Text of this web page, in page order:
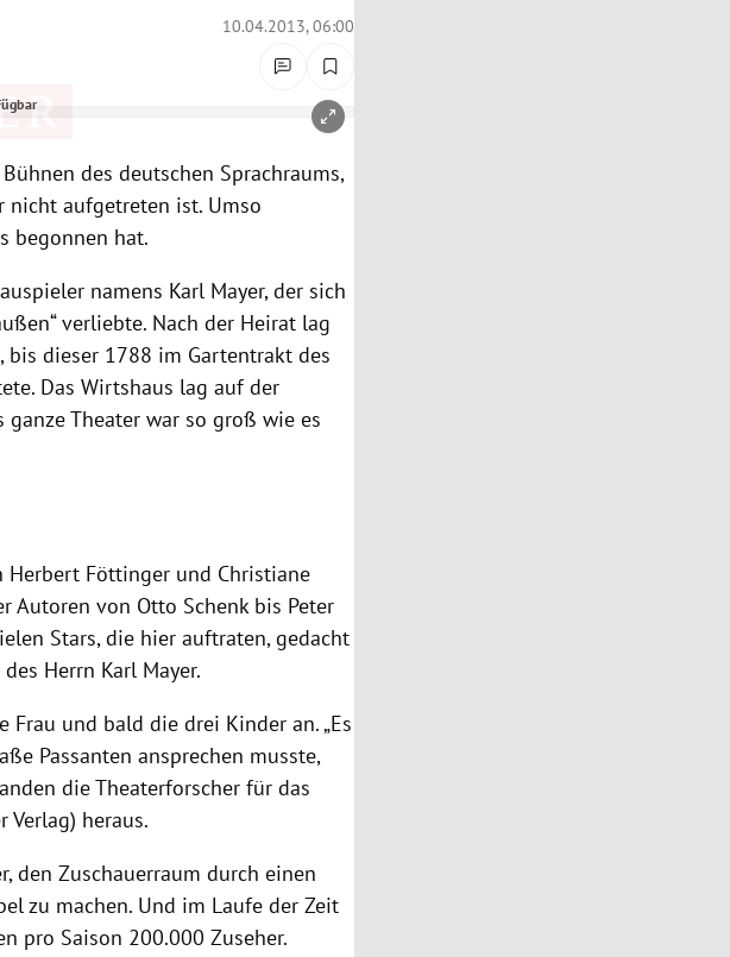
10.04.2013, 06:00
des deutschen Sprachraums,
nicht aufgetreten ist. Umso
begonnen hat.
namens Karl Mayer, der sich
verliebte. Nach der Heirat lag
bis dieser 1788 im Gartentrakt des
Das Wirtshaus lag auf der
ganze Theater war so groß wie es
Herbert Föttinger und Christiane
Autoren von Otto Schenkbis Peter
Stars, die hier auftraten, gedacht
Herrn Karl Mayer.
Frau und bald die drei Kinder an. „Es
Passanten ansprechen musste,
die Theaterforscher für das
Verlag) heraus.
, den Zuschauerraum durch einen
zu machen. Und im Laufe der Zeit
pro Saison 200.000 Zuseher.